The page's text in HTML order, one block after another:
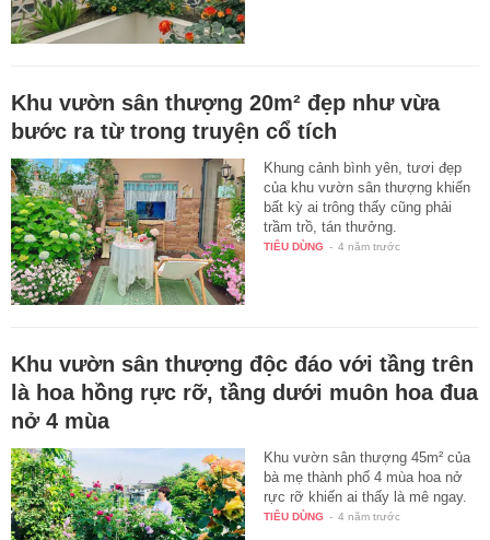
Khu vườn sân thượng 20m² đẹp như vừa
bước ra từ trong truyện cổ tích
Khung cảnh bình yên, tươi đẹp
của khu vườn sân thượng khiến
bất kỳ ai trông thấy cũng phải
trầm trồ, tán thưởng.
TIÊU DÙNG - 4 năm trước
Khu vườn sân thượng độc đáo với tầng trên
là hoa hồng rực rỡ, tầng dưới muôn hoa đua
nở 4 mùa
Khu vườn sân thượng 45m² của
bà mẹ thành phố 4 mùa hoa nở
rực rỡ khiến ai thấy là mê ngay.
TIÊU DÙNG - 4 năm trước